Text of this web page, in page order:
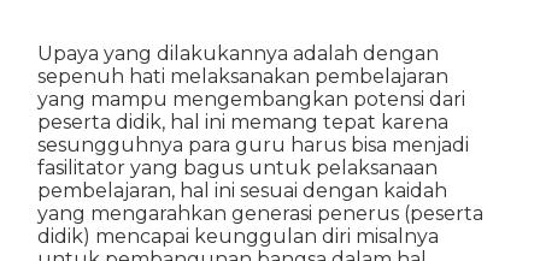
Upaya yang dilakukannya adalah dengan
sepenuh hati melaksanakan pembelajaran
yang mampu mengembangkan potensi dari
peserta didik, hal ini memang tepat karena
sesungguhnya para guru harus bisa menjadi
fasilitator yang bagus untuk pelaksanaan
pembelajaran, hal ini sesuai dengan kaidah
yang mengarahkan generasi penerus (peserta
didik) mencapai keunggulan diri misalnya